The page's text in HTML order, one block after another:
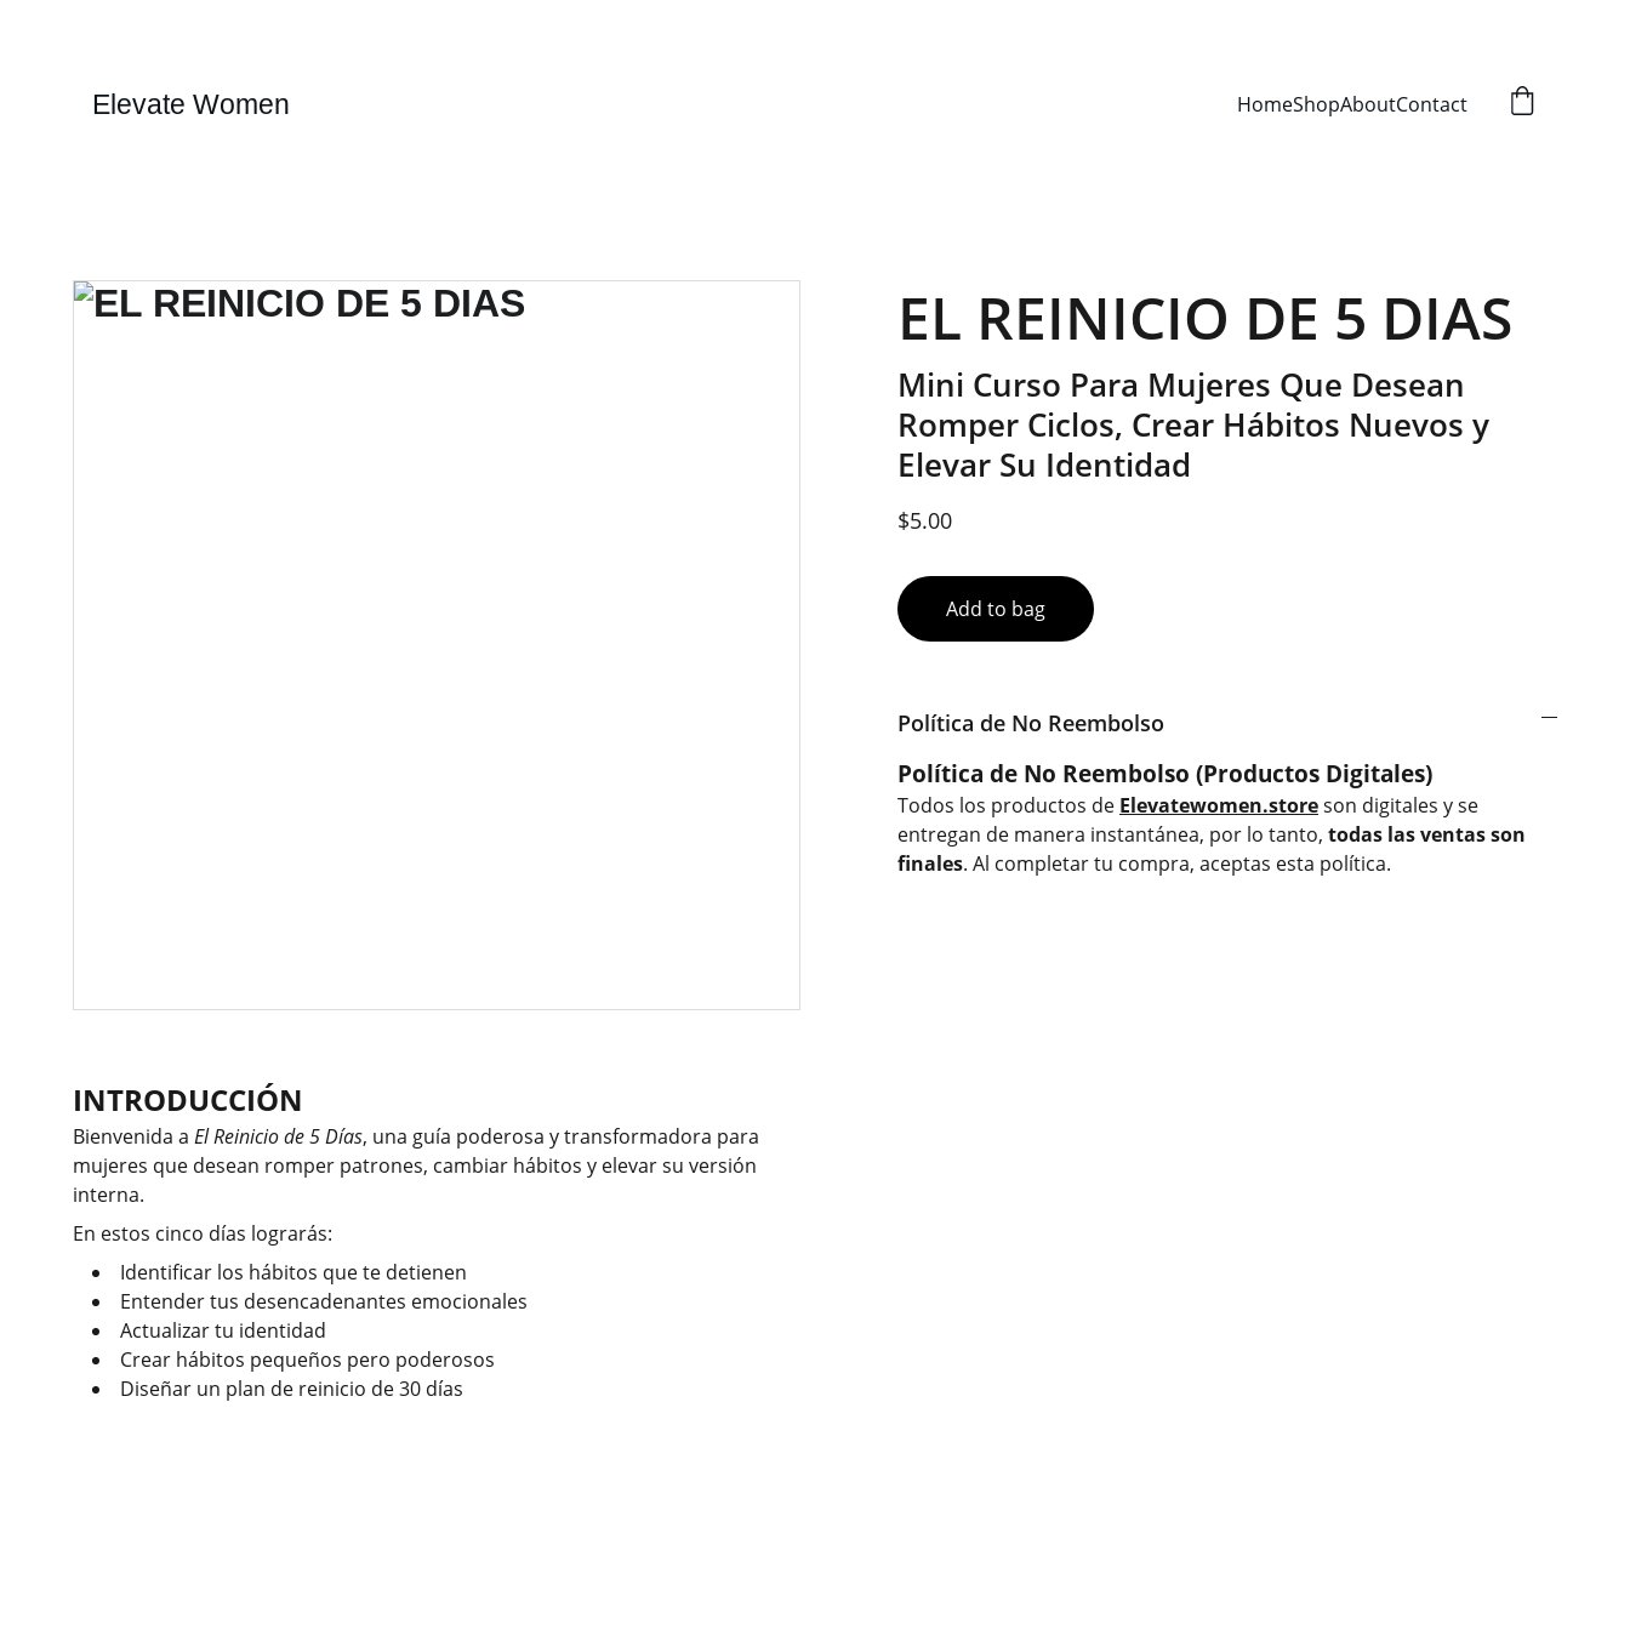
Elevate Women HomeShopAboutContact
INTRODUCCIÓN
Bienvenida a El Reinicio de 5 Días, una guía poderosa y transformadora para
mujeres que desean romper patrones, cambiar hábitos y elevar su versión
interna.
En estos cinco días lograrás:
Identificar los hábitos que te detienen
Entender tus desencadenantes emocionales
Actualizar tu identidad
Crear hábitos pequeños pero poderosos
Diseñar un plan de reinicio de 30 días
EL REINICIO DE 5 DIAS
Mini Curso Para Mujeres Que Desean
Romper Ciclos, Crear Hábitos Nuevos y
Elevar Su Identidad
$5.00
Add to bag
Política de No Reembolso
Política de No Reembolso (Productos Digitales)
Todos los productos de Elevatewomen.storeson digitales y se
entregan de manera instantánea, por lo tanto, todas las ventas son
finales. Al completar tu compra, aceptas esta política.